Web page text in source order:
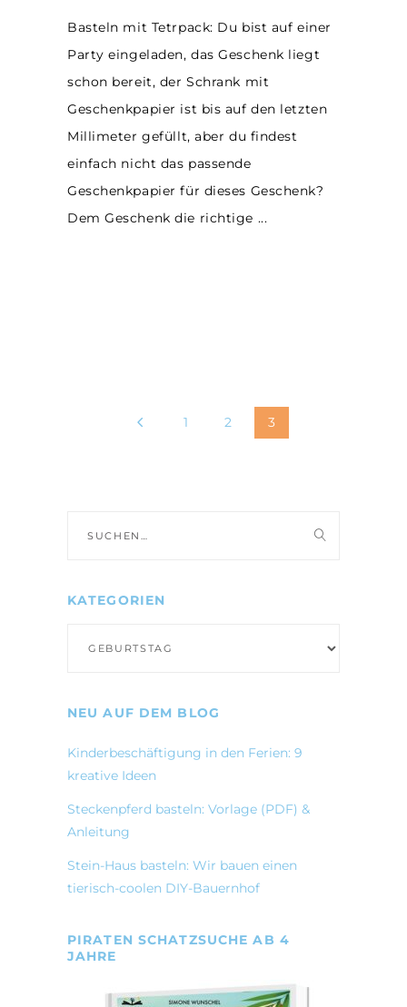
Basteln mit Tetrpack: Du bist auf einer
Party eingeladen, das Geschenk liegt
schon bereit, der Schrank mit
Geschenkpapier ist bis auf den letzten
Millimeter gefüllt, aber du findest
einfach nicht das passende
Geschenkpapier für dieses Geschenk?
Dem Geschenk die richtige
1 2 3
nach:
KATEGORIEN
NEU AUF DEM BLOG
Kinderbeschäftigung in den Ferien: 9
kreative Ideen
Steckenpferd basteln: Vorlage (PDF) &
Anleitung
Stein-Haus basteln: Wir bauen einen
tierisch-coolen DIY-Bauernhof
PIRATEN SCHATZSUCHE AB 4
JAHRE